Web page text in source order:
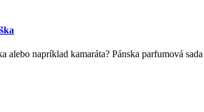
napríklad kamaráta? Pánska parfumová